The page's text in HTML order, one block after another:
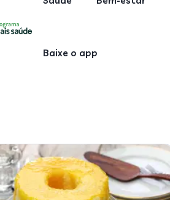
Baixe o app